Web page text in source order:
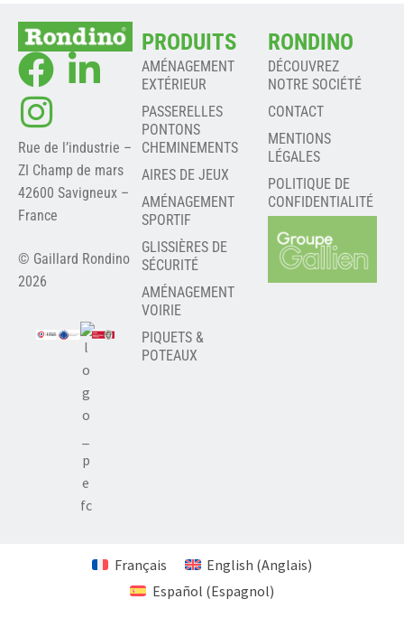
Rue de l’industrie –
ZI Champ de mars
42600 Savigneux –
France
© Gaillard Rondino
2026
PRODUITS
AMÉNAGEMENT
EXTÉRIEUR
PASSERELLES
PONTONS
CHEMINEMENTS
AIRES DE JEUX
AMÉNAGEMENT
SPORTIF
GLISSIÈRES DE
SÉCURITÉ
AMÉNAGEMENT
VOIRIE
PIQUETS &
POTEAUX
RONDINO
DÉCOUVREZ
NOTRE SOCIÉTÉ
CONTACT
MENTIONS
LÉGALES
POLITIQUE DE
CONFIDENTIALITÉ
Français English (Anglais)
Español (Espagnol)